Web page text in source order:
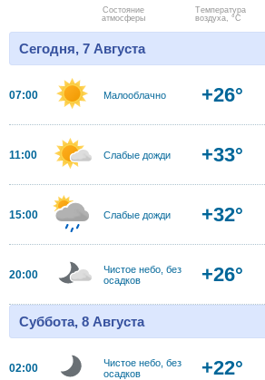
Состояние
атмосферы
Температура
воздуха, °C
Сегодня, 7 Августа
07:00 Малооблачно +26°
11:00 Слабые дожди +33°
15:00 Слабые дожди +32°
20:00
Чистое небо, без
осадков
+26°
Суббота, 8 Августа
02:00
Чистое небо, без
осадков
+22°